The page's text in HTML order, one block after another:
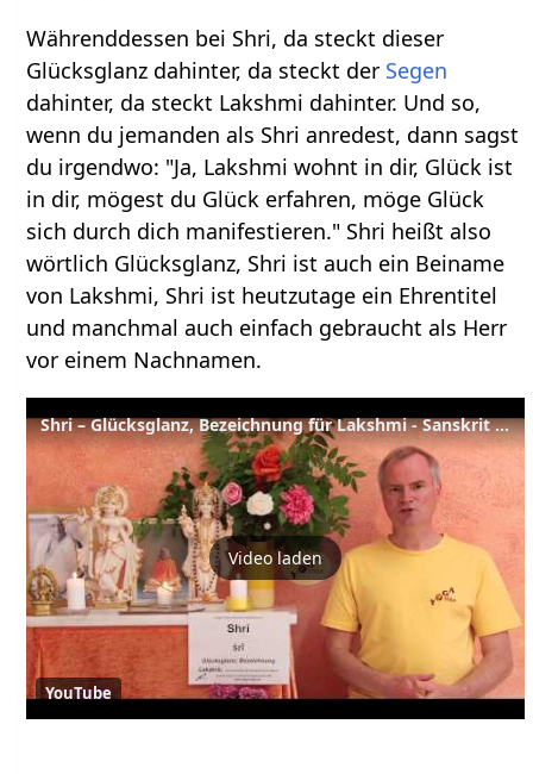
Währenddessen bei Shri, da steckt dieser
Glücksglanz dahinter, da steckt der Segen
dahinter, da steckt Lakshmi dahinter. Und so,
wenn du jemanden als Shri anredest, dann sagst
du irgendwo: "Ja, Lakshmi wohnt in dir, Glück ist
in dir, mögest du Glück erfahren, möge Glück
sich durch dich manifestieren." Shri heißt also
wörtlich Glücksglanz, Shri ist auch ein Beiname
von Lakshmi, Shri ist heutzutage ein Ehrentitel
und manchmal auch einfach gebraucht als Herr
vor einem Nachnamen.
Shri – Glücksglanz, Bezeichnung für Lakshmi - Sanskrit Wörterbuch
Video laden
YouTube